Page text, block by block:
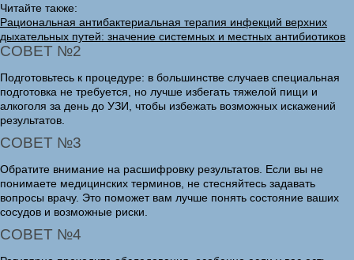
Читайте также:
Рациональная антибактериальная терапия инфекций верхних
дыхательных путей: значение системных и местных антибиотиков
СОВЕТ №2
Подготовьтесь к процедуре: в большинстве случаев специальная
подготовка не требуется, но лучше избегать тяжелой пищи и
алкоголя за день до УЗИ, чтобы избежать возможных искажений
результатов.
СОВЕТ №3
Обратите внимание на расшифровку результатов. Если вы не
понимаете медицинских терминов, не стесняйтесь задавать
вопросы врачу. Это поможет вам лучше понять состояние ваших
сосудов и возможные риски.
СОВЕТ №4